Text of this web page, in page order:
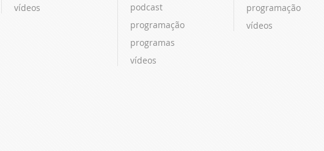
vídeos
podcast
programação
programas
vídeos
programação
vídeos